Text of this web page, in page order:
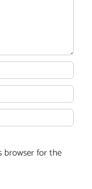
browser for the